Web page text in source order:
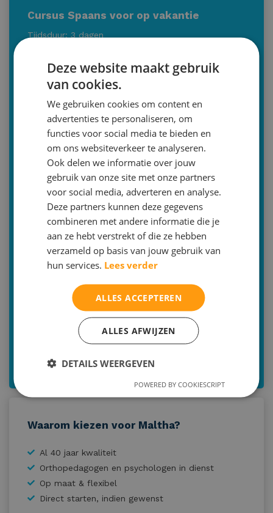
Cursus Spaans voor op vakantie
Tijdsduur: 3 dagen
Voor wie: alle leerlingen middelbare school
Wanneer: tijdensalleschoolvakanties en dagen op
basis van overleg
info@malthastudiecoaching.nl
Of zocht u de volgende cursussen
Orde op zaken, mindmappen
Time management
Bijspijkeren alle vakken
Online studievaardigheidstraining
Online plantraining
Online sociale/communicatieve training
Waarom kiezen voor Maltha?
Al 40 jaar kwaliteit
Orthopedagogen en psychologen in dienst
Op maat & flexibel
Direct starten, indien gewenst
Deze website maakt gebruik
van cookies.
We gebruiken cookies om content en
advertenties te personaliseren, om
functies voor social media te bieden en
om ons websiteverkeer te analyseren.
Ook delen we informatie over jouw
gebruik van onze site met onze partners
voor social media, adverteren en analyse.
Deze partners kunnen deze gegevens
combineren met andere informatie die je
aan ze hebt verstrekt of die ze hebben
verzameld op basis van jouw gebruik van
hun services. Lees verder
ALLES ACCEPTEREN
ALLES AFWIJZEN
DETAILS WEERGEVEN
POWERED BY COOKIESCRIPT